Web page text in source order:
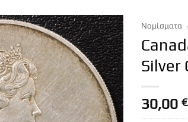
Νομίσματα
Silver
30,00 €